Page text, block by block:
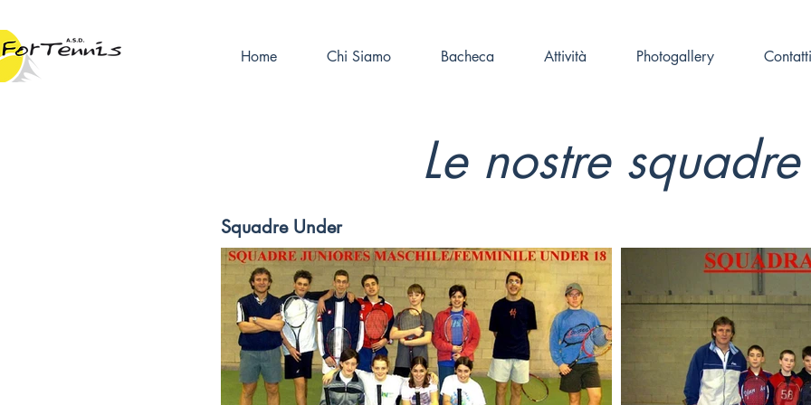
Home Chi Siamo Bacheca Attività Photogallery Contatti
Le nostre squadre
Squadre Under